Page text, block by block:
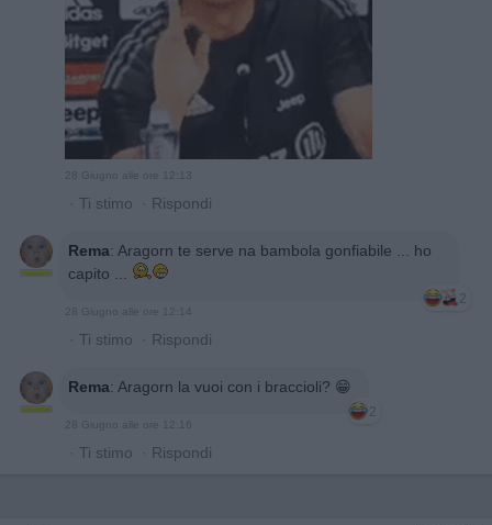
28 Giugno alle ore 12:13
· Ti stimo · Rispondi
Rema: Aragorn te serve na bambola gonfiabile ... ho
capito ...
2
28 Giugno alle ore 12:14
· Ti stimo · Rispondi
Rema: Aragorn la vuoi con i braccioli? 😁
2
28 Giugno alle ore 12:16
· Ti stimo · Rispondi